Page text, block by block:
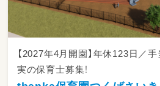
【2027年4月開園】年休123日／
実の保育士募集！